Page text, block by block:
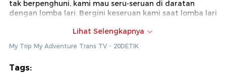
tak berpenghuni, kami mau seru-seruan di daratan
dengan lomba lari. Bergini keseruan kami saat lomba lari
Lihat Selengkapnya
My Trip My Adventure Trans TV - 20DETIK
Tags: